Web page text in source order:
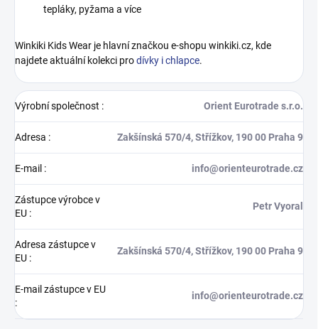
tepláky, pyžama a více
Winkiki Kids Wear je hlavní značkou e-shopu winkiki.cz, kde
najdete aktuální kolekci prodívky i chlapce.
Výrobní společnost : Orient Eurotrade s.r.o.
Adresa : Zakšínská 570/4, Střížkov, 190 00 Praha 9
E-mail : info@orienteurotrade.cz
Zástupce výrobce v
EU :
Petr Vyoral
Adresa zástupce v
EU :
Zakšínská 570/4, Střížkov, 190 00 Praha 9
E-mail zástupce v EU
:
info@orienteurotrade.cz